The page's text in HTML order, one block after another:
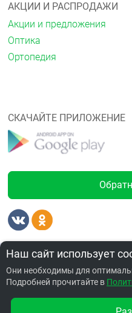
от 2300.00 ₽
Забронировать по
АКЦИИ И РАСПРОДАЖИ
Акции и предложения
Оптика
Ортопедия
СКАЧАЙТЕ ПРИЛОЖЕНИЕ
Лицензии
Наш сайт использует
Они необходимы для
Подробней прочитайте в